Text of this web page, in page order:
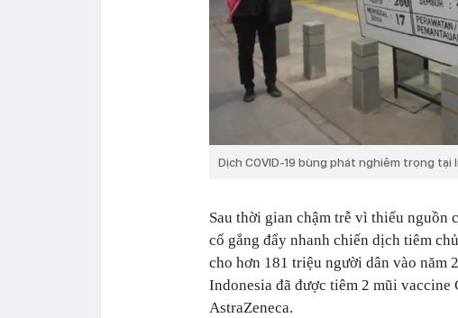
Dịch COVID-19 bùng phát nghiêm trọng tại
Sau thời gian chậm trễ vì thiếu nguồn
cố gắng đẩy nhanh chiến dịch tiêm
cho hơn 181 triệu người dân vào năm
Indonesia đã được tiêm 2 mũi vaccine
AstraZeneca.